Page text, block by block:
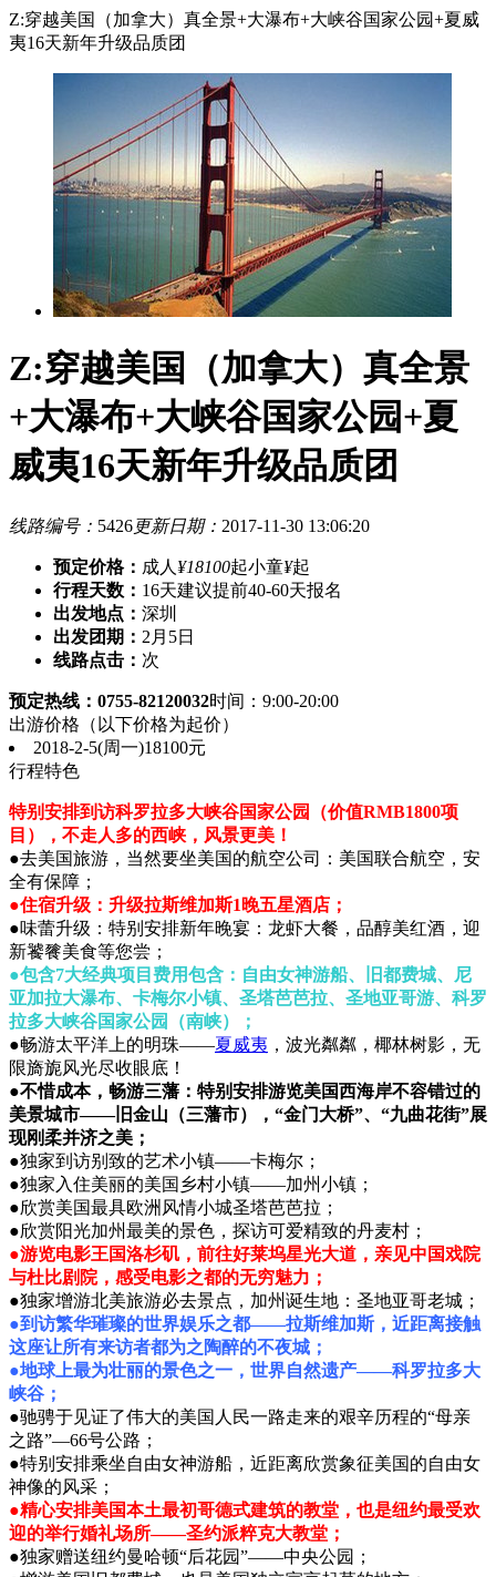
Z:穿越美国（加拿大）真全景+大瀑布+大峡谷国家公园+夏威
夷16天新年升级品质团
Z:穿越美国（加拿大）真全景
+大瀑布+大峡谷国家公园+夏
威夷16天新年升级品质团
线路编号： 5426更新日期： 2017-11-30 13:06:20
预定价格： 成人 ¥18100起小童¥起
行程天数： 16天建议提前40-60天报名
出发地点： 深圳
出发团期： 2月5日
线路点击： 次
预定热线：0755-82120032时间：9:00-20:00
出游价格 （以下价格为起价）
2018-2-5(周一)18100元
行程特色
特别安排到访科罗拉多大峡谷国家公园（价值RMB1800项
目），不走人多的西峡，风景更美！
●去美国旅游，当然要坐美国的航空公司：美国联合航空，安
全有保障；
●住宿升级：升级拉斯维加斯1晚五星酒店；
●味蕾升级：特别安排新年晚宴：龙虾大餐，品醇美红酒，迎
新饕餮美食等您尝；
●包含7大经典项目费用包含：自由女神游船、旧都费城、尼
亚加拉大瀑布、卡梅尔小镇、圣塔芭芭拉、圣地亚哥游、科罗
拉多大峡谷国家公园（南峡）；
●畅游太平洋上的明珠——夏威夷 ，波光粼粼，椰林树影，无
限旖旎风光尽收眼底！
●不惜成本，畅游三藩：特别安排游览美国西海岸不容错过的
美景城市——旧金山（三藩市），“金门大桥”、“九曲花街”展
现刚柔并济之美；
●独家到访别致的艺术小镇——卡梅尔；
●独家入住美丽的美国乡村小镇——加州小镇；
●欣赏美国最具欧洲风情小城圣塔芭芭拉；
●欣赏阳光加州最美的景色，探访可爱精致的丹麦村；
●游览电影王国洛杉矶，前往好莱坞星光大道，亲见中国戏院
与杜比剧院，感受电影之都的无穷魅力；
●独家增游北美旅游必去景点，加州诞生地：圣地亚哥老城；
●到访繁华璀璨的世界娱乐之都——拉斯维加斯，近距离接触
这座让所有来访者都为之陶醉的不夜城；
●地球上最为壮丽的景色之一，世界自然遗产——科罗拉多大
峡谷；
●驰骋于见证了伟大的美国人民一路走来的艰辛历程的“母亲
之路”—66号公路；
●特别安排乘坐自由女神游船，近距离欣赏象征美国的自由女
神像的风采；
●精心安排美国本土最初哥德式建筑的教堂，也是纽约最受欢
迎的举行婚礼场所——圣约派粹克大教堂；
●独家赠送纽约曼哈顿“后花园”——中央公园；